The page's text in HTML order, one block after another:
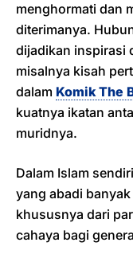
menghormati dan
diterimanya.
dijadikan inspirasi
misalnya kisah
dalam Komik The
kuatnya ikatan
muridnya.
Dalam Islam
yang abadi
khususnya dari
cahaya bagi